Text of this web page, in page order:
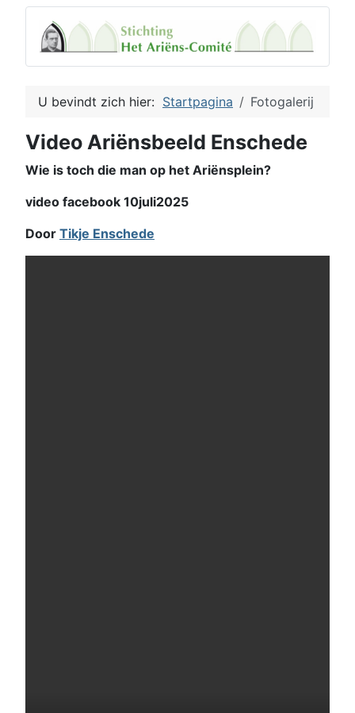
U bevindt zich hier: Startpagina Fotogalerij
Video Ariënsbeeld Enschede
Wie is toch die man op het Ariënsplein?
video facebook 10juli2025
Door Tikje Enschede